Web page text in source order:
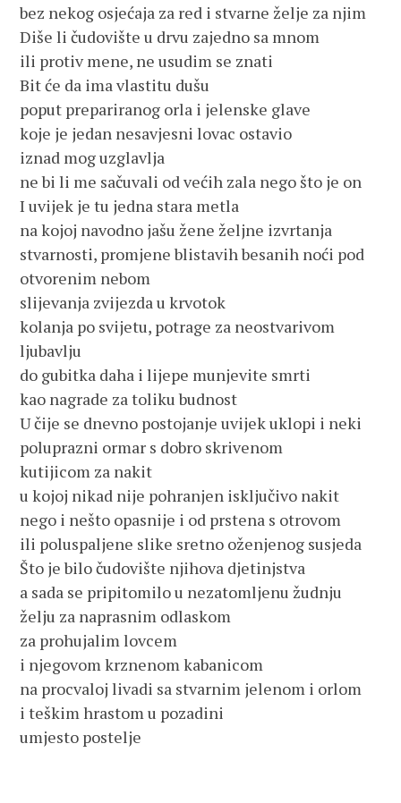
bez nekog osjećaja za red i stvarne želje za njim
Diše li čudovište u drvu zajedno sa mnom
ili protiv mene, ne usudim se znati
Bit će da ima vlastitu dušu
poput prepariranog orla i jelenske glave
koje je jedan nesavjesni lovac ostavio
iznad mog uzglavlja
ne bi li me sačuvali od većih zala nego što je on
I uvijek je tu jedna stara metla
na kojoj navodno jašu žene željne izvrtanja
stvarnosti, promjene blistavih besanih noći pod
otvorenim nebom
slijevanja zvijezda u krvotok
kolanja po svijetu, potrage za neostvarivom
ljubavlju
do gubitka daha i lijepe munjevite smrti
kao nagrade za toliku budnost
U čije se dnevno postojanje uvijek uklopi i neki
poluprazni ormar s dobro skrivenom
kutijicom za nakit
u kojoj nikad nije pohranjen isključivo nakit
nego i nešto opasnije i od prstena s otrovom
ili poluspaljene slike sretno oženjenog susjeda
Što je bilo čudovište njihova djetinjstva
a sada se pripitomilo u nezatomljenu žudnju
želju za naprasnim odlaskom
za prohujalim lovcem
i njegovom krznenom kabanicom
na procvaloj livadi sa stvarnim jelenom i orlom
i teškim hrastom u pozadini
umjesto postelje